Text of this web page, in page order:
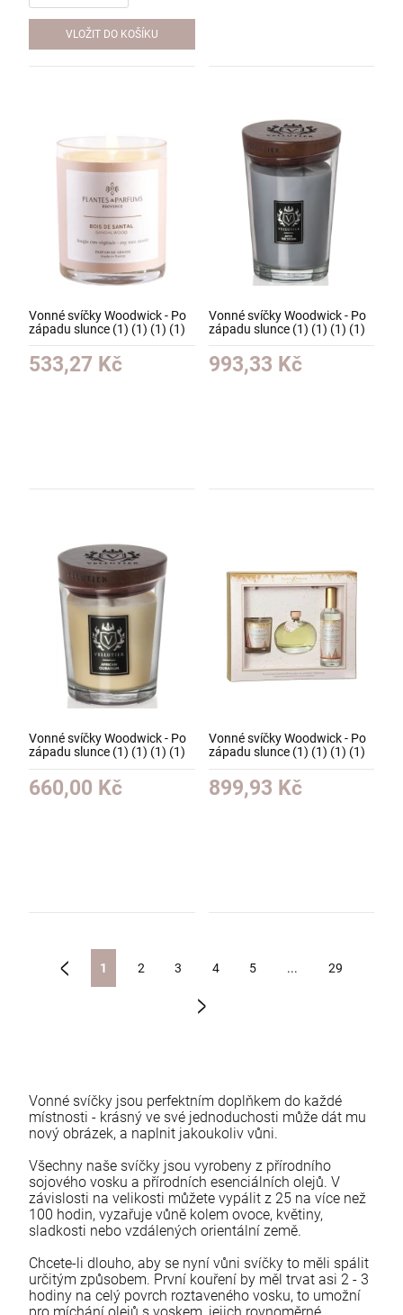
VLOŽIT DO KOŠÍKU
Vonné svíčky Woodwick - Po
západu slunce (1) (1) (1) (1)
533,27 Kč
Vonné svíčky Woodwick - Po
západu slunce (1) (1) (1) (1)
993,33 Kč
Vonné svíčky Woodwick - Po
západu slunce (1) (1) (1) (1)
660,00 Kč
Vonné svíčky Woodwick - Po
západu slunce (1) (1) (1) (1)
899,93 Kč
1 2 3 4 5 ... 29
Vonné svíčky jsou perfektním doplňkem do každé
místnosti - krásný ve své jednoduchosti může dát mu
nový obrázek, a naplnit jakoukoliv vůni.
Všechny naše svíčky jsou vyrobeny z přírodního
sojového vosku a přírodních esenciálních olejů. V
závislosti na velikosti můžete vypálit z 25 na více než
100 hodin, vyzařuje vůně kolem ovoce, květiny,
sladkosti nebo vzdálených orientální země.
Chcete-li dlouho, aby se nyní vůni svíčky to měli spálit
určitým způsobem. První kouření by měl trvat asi 2 - 3
hodiny na celý povrch roztaveného vosku, to umožní